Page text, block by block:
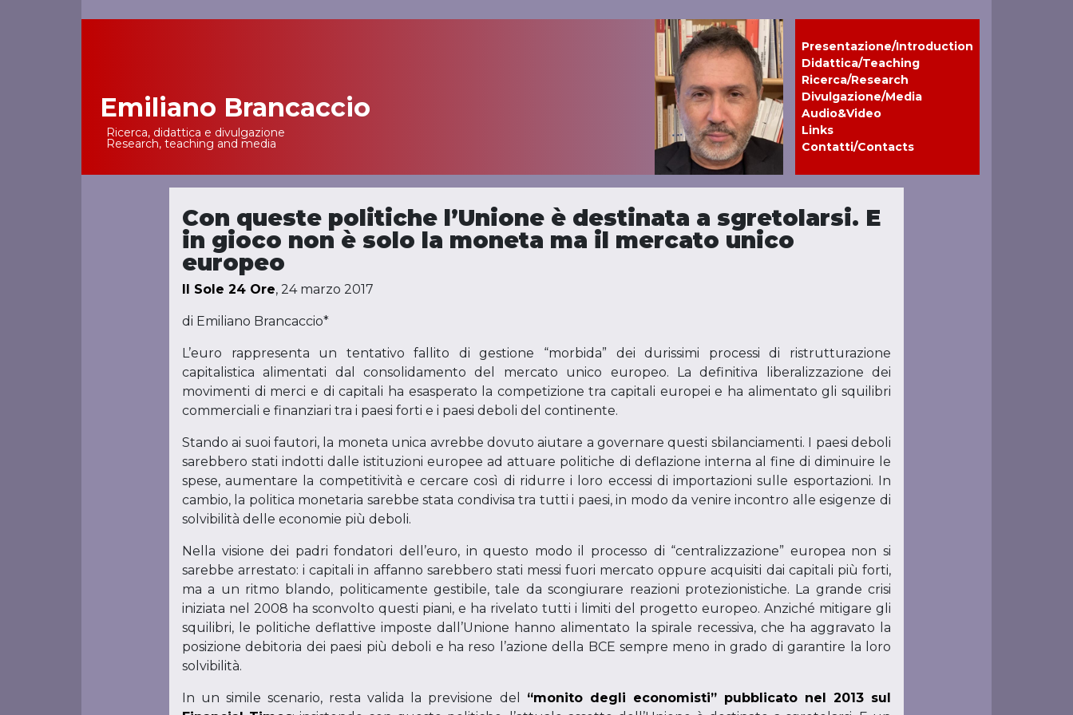
Main NavigationEmiliano Brancaccio
Ricerca, didattica e divulgazione
Research, teaching and media
Presentazione/Introduction
Didattica/Teaching
Ricerca/Research
Divulgazione/Media
Audio&Video
Links
Contatti/Contacts
Con queste politiche l’Unione è destinata a sgretolarsi. E
in gioco non è solo la moneta ma il mercato unico
europeo
Il Sole 24 Ore, 24 marzo 2017
di Emiliano Brancaccio*
L’euro rappresenta un tentativo fallito di gestione “morbida” dei durissimi processi di ristrutturazione
capitalistica alimentati dal consolidamento del mercato unico europeo. La definitiva liberalizzazione dei
movimenti di merci e di capitali ha esasperato la competizione tra capitali europei e ha alimentato gli squilibri
commerciali e finanziari tra i paesi forti e i paesi deboli del continente.
Stando ai suoi fautori, la moneta unica avrebbe dovuto aiutare a governare questi sbilanciamenti. I paesi deboli
sarebbero stati indotti dalle istituzioni europee ad attuare politiche di deflazione interna al fine di diminuire le
spese, aumentare la competitività e cercare così di ridurre i loro eccessi di importazioni sulle esportazioni. In
cambio, la politica monetaria sarebbe stata condivisa tra tutti i paesi, in modo da venire incontro alle esigenze di
solvibilità delle economie più deboli.
Nella visione dei padri fondatori dell’euro, in questo modo il processo di “centralizzazione” europea non si
sarebbe arrestato: i capitali in affanno sarebbero stati messi fuori mercato oppure acquisiti dai capitali più forti,
ma a un ritmo blando, politicamente gestibile, tale da scongiurare reazioni protezionistiche. La grande crisi
iniziata nel 2008 ha sconvolto questi piani, e ha rivelato tutti i limiti del progetto europeo. Anziché mitigare gli
squilibri, le politiche deflattive imposte dall’Unione hanno alimentato la spirale recessiva, che ha aggravato la
posizione debitoria dei paesi più deboli e ha reso l’azione della BCE sempre meno in grado di garantire la loro
solvibilità.
In un simile scenario, resta valida la previsione del “monito degli economisti” pubblicato nel 2013 sul